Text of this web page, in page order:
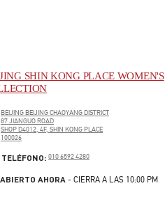
SHIN KONG PLACE WOMEN'S
BEIJING BEIJINGCHAOYANG DISTRICT
87 JIANGUO ROAD
SHOP D4012, 4F, SHIN KONG PLACE
100026
TELÉFONO: PHONE
010 6592 4280
ABIERTO AHORA - CIERRA A LAS 10:00 PM